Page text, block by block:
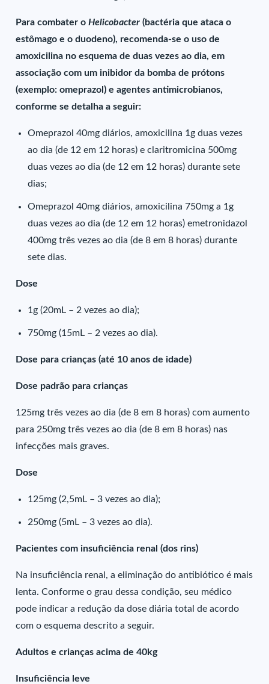
Para combater oHelicobacter(bactéria que ataca o
estômago e o duodeno), recomenda-se o uso de
amoxicilina no esquema de duas vezes ao dia, em
associação com um inibidor da bomba de prótons
(exemplo: omeprazol) e agentes antimicrobianos,
conforme se detalha a seguir:
Omeprazol 40mg diários, amoxicilina 1g duas vezes
ao dia (de 12 em 12 horas) e claritromicina 500mg
duas vezes ao dia (de 12 em 12 horas) durante sete
dias;
Omeprazol 40mg diários, amoxicilina 750mg a 1g
duas vezes ao dia (de 12 em 12 horas) emetronidazol
400mg três vezes ao dia (de 8 em 8 horas) durante
sete dias.
Dose
1g (20mL – 2 vezes ao dia);
750mg (15mL – 2 vezes ao dia).
Dose para crianças (até 10 anos de idade)
Dose padrão para crianças
125mg três vezes ao dia (de 8 em 8 horas) com aumento
para 250mg três vezes ao dia (de 8 em 8 horas) nas
infecções mais graves.
Dose
125mg (2,5mL – 3 vezes ao dia);
250mg (5mL – 3 vezes ao dia).
Pacientes com insuficiência renal (dos rins)
Na insuficiência renal, a eliminação do antibiótico é mais
lenta. Conforme o grau dessa condição, seu médico
pode indicar a redução da dose diária total de acordo
com o esquema descrito a seguir.
Adultos e crianças acima de 40kg
Insuficiência leve